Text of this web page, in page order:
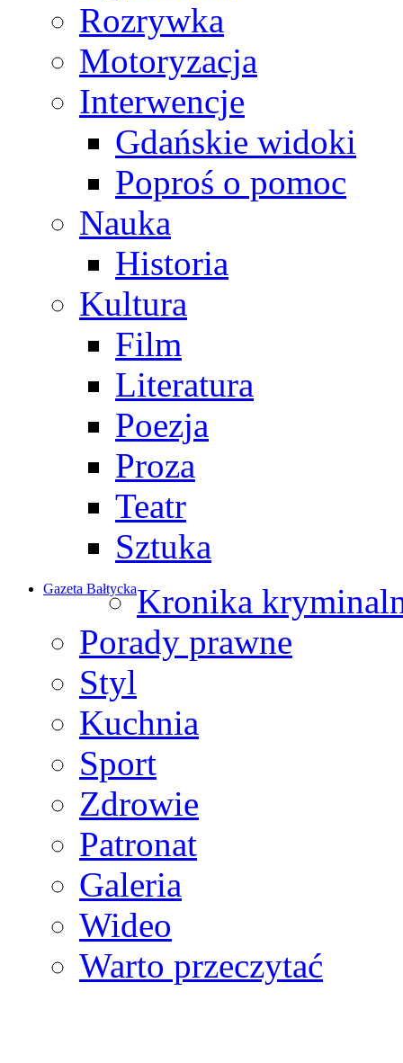
Rozrywka
Motoryzacja
Interwencje
Gdańskie widoki
Poproś o pomoc
Nauka
Historia
Kultura
Film
Literatura
Poezja
Proza
Teatr
Sztuka
Gazeta BałtyckaKronika
Porady prawne
Styl
Kuchnia
Sport
Zdrowie
Patronat
Galeria
Wideo
Warto przeczytać